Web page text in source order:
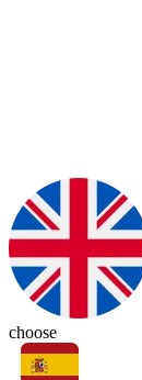
choose